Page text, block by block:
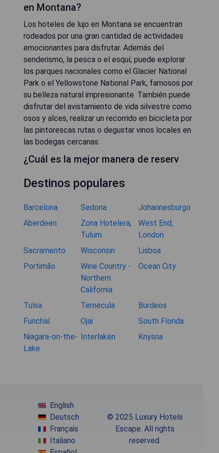
en Montana?
Los hoteles de lujo en Montana se encuentran
rodeados por una gran cantidad de actividades
emocionantes para disfrutar. Además del
senderismo, la pesca o el esquí, puede explorar
los parques nacionales como el Glacier National
Park o el Yellowstone National Park, famosos por
su belleza natural impresionante. También puede
disfrutar del avistamiento de vida silvestre como
osos y alces, realizar un recorrido en bicicleta por
las pintorescas rutas o degustar vinos locales en
las bodegas cercanas.
¿Cuál es la mejor manera de reserv
Destinos populares
Barcelona Sedona
Johannesburgo
Aberdeen
Zona Hotelera,
Tulum
West End,
London
Sacramento
Wisconsin
Lisboa
Portimão
Wine Country -
Northern
California
Ocean City
Tulsa Temecula
Burdeos
Funchal
Ojai
South Florida
Niagara-on-the-
Lake
Interlaken Knysna
English
Deutsch
Français
Italiano
© 2025 Luxury Hotels
Escape. All rights
reserved.